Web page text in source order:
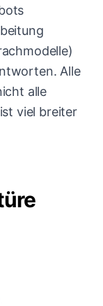
Alle
alle
viel breiter